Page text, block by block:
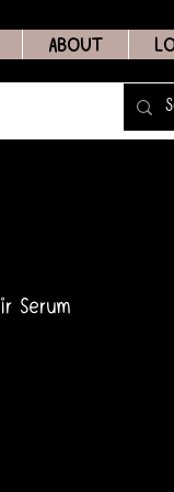
ABOUT
Serum